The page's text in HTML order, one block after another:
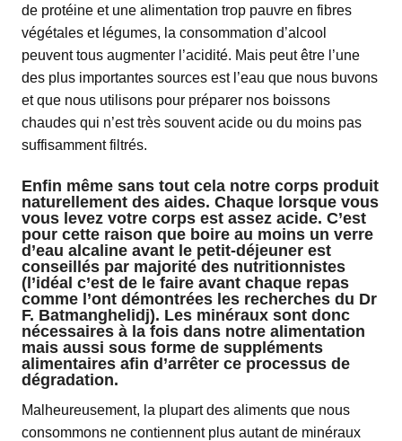
de protéine et une alimentation trop pauvre en fibres
végétales et légumes, la consommation d’alcool
peuvent tous augmenter l’acidité. Mais peut être l’une
des plus importantes sources est l’eau que nous buvons
et que nous utilisons pour préparer nos boissons
chaudes qui n’est très souvent acide ou du moins pas
suffisamment filtrés.
Enfin même sans tout cela notre corps produit
naturellement des aides. Chaque lorsque vous
vous levez votre corps est assez acide. C’est
pour cette raison que boire au moins un verre
d’eau alcaline avant le petit-déjeuner est
conseillés par majorité des nutritionnistes
(l’idéal c’est de le faire avant chaque repas
comme l’ont démontrées les recherches du Dr
F. Batmanghelidj). Les minéraux sont donc
nécessaires à la fois dans notre alimentation
mais aussi sous forme de suppléments
alimentaires afin d’arrêter ce processus de
dégradation.
Malheureusement, la plupart des aliments que nous
consommons ne contiennent plus autant de minéraux